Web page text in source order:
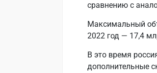
сравнению с
Максимальный
2022 год — 17,4
В это время
дополнительные